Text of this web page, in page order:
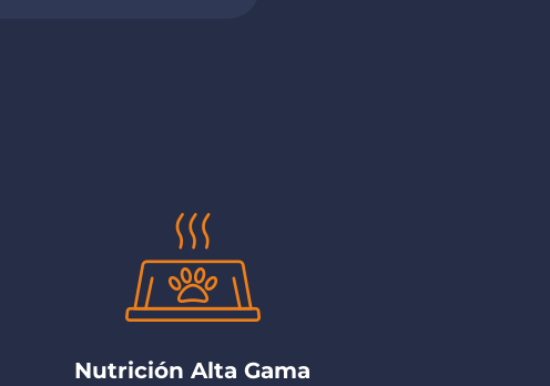
Nutrición Alta Gama